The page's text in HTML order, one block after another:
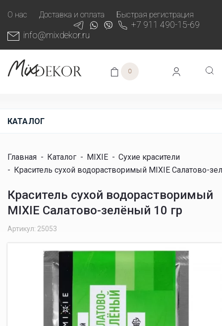
О нас Доставка и оплата Быстрая регистрация
+7 911 490-15-69
info@mixdekor.ru
0
КАТАЛОГ
Главная - Каталог - MIXIE - Сухие красители
- Краситель сухой водорастворимый MIXIE Салатово-
Краситель сухой водорастворимый
MIXIE Салатово-зелёный 10 гр
Артикул: 25053